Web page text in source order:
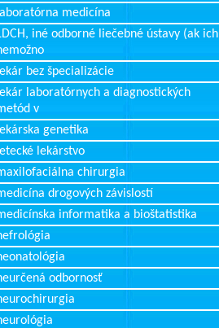
laboratórna medicína
iné odborné liečebné ústavy (ak ich
lekár bez špecializácie
lekár laboratórnych a diagnostických
v
lekárska genetika
letecké lekárstvo
chirurgia
drogových závislostí
informatika a bioštatistika
odbornosť